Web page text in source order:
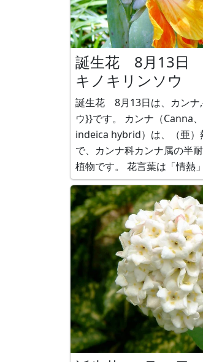
誕生花 8月13日
キノキリンソウ
誕生花 8月13日は、カンナ
ウ}}です。 カンナ（Canna、学名：Canna
indeica hybrid）は、（亜）
で、カンナ科カンナ属の半
植物です。 花言葉は「情熱」です。
ンソウの画像が無いので、
ソウ（深山秋の麒麟草)をご
アキノキリンソウ（深山秋の
Solidago vir